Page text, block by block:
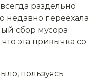
раздельно
недавно переехала
сбор мусора
что эта привычка со
пользуясь